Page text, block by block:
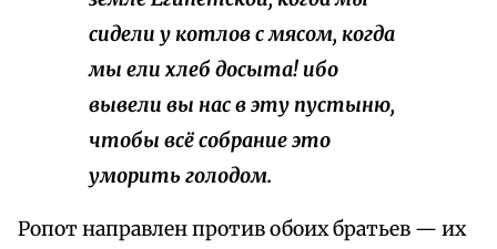
сидели у котлов с мясом, когда
мы ели хлеб досыта! ибо
вывели вы нас в эту пустыню,
чтобы всё собрание это
уморить голодом.
Ропот направлен против обоих братьев — их